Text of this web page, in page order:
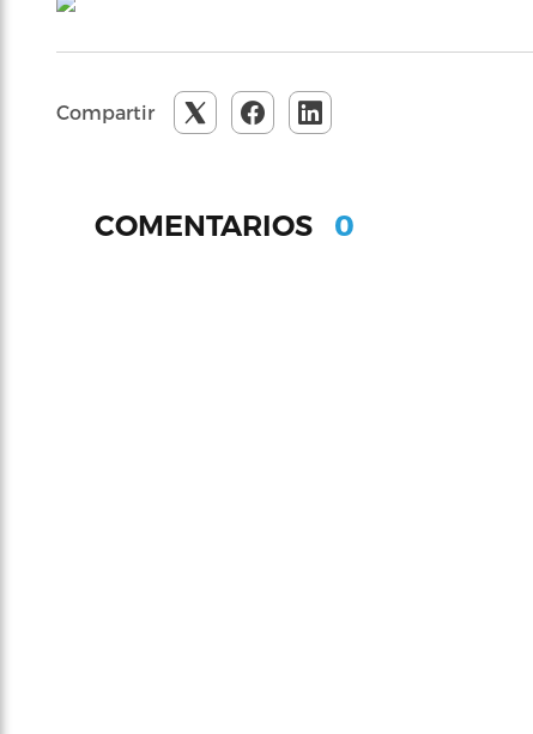
Compartir
COMENTARIOS 0